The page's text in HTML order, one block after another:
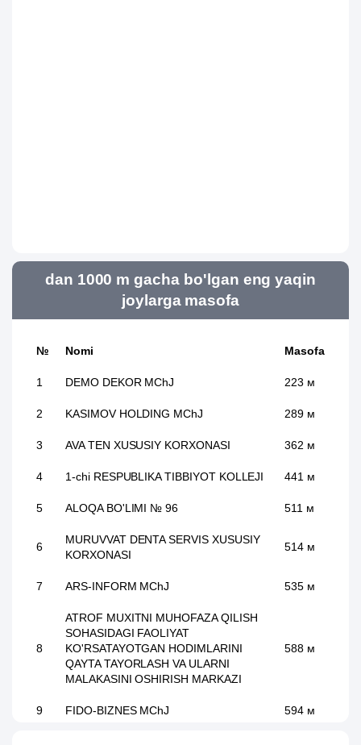
dan 1000 m gacha bo'lgan eng yaqin
joylarga masofa
№ Nomi Masofa
1 DEMO DEKOR MChJ 223 м
2 KASIMOV HOLDING MChJ 289 м
3 AVA TEN XUSUSIY KORXONASI 362 м
4 1-chi RESPUBLIKA TIBBIYOT KOLLEJI 441 м
5 ALOQA BO'LIMI № 96 511 м
6
MURUVVAT DENTA SERVIS XUSUSIY
KORXONASI
514 м
7 ARS-INFORM MChJ 535 м
8
ATROF MUXITNI MUHOFAZA QILISH
SOHASIDAGI FAOLIYAT
KO'RSATAYOTGAN HODIMLARINI
QAYTA TAYORLASH VA ULARNI
MALAKASINI OSHIRISH MARKAZI
588 м
9 FIDO-BIZNES MChJ 594 м